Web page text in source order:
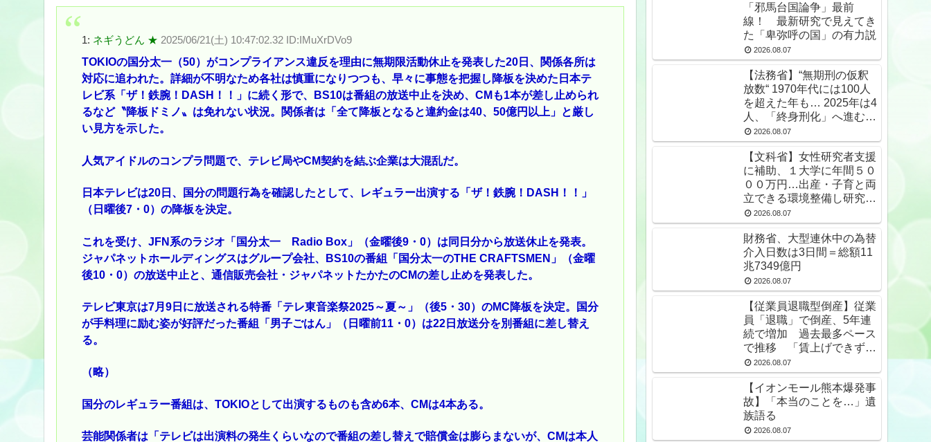
1: ネギうどん ★ 2025/06/21(土) 10:47:02.32 ID:IMuXrDVo9
TOKIOの国分太一（50）がコンプライアンス違反を理由に無期限活動休止を発表した20日、関係各所は
対応に追われた。詳細が不明なため各社は慎重になりつつも、早々に事態を把握し降板を決めた日本テ
レビ系「ザ！鉄腕！DASH！！」に続く形で、BS10は番組の放送中止を決め、CMも1本が差し止められ
るなど〝降板ドミノ〟は免れない状況。関係者は「全て降板となると違約金は40、50億円以上」と厳し
い見方を示した。
人気アイドルのコンプラ問題で、テレビ局やCM契約を結ぶ企業は大混乱だ。
日本テレビは20日、国分の問題行為を確認したとして、レギュラー出演する「ザ！鉄腕！DASH！！」
（日曜後7・0）の降板を決定。
これを受け、JFN系のラジオ「国分太一 Radio Box」（金曜後9・0）は同日分から放送休止を発表。
ジャパネットホールディングスはグループ会社、BS10の番組「国分太一のTHE CRAFTSMEN」（金曜
後10・0）の放送中止と、通信販売会社・ジャパネットたかたのCMの差し止めを発表した。
テレビ東京は7月9日に放送される特番「テレ東音楽祭2025～夏～」（後5・30）のMC降板を決定。国分
が手料理に励む姿が好評だった番組「男子ごはん」（日曜前11・0）は22日放送分を別番組に差し替え
る。
（略）
国分のレギュラー番組は、TOKIOとして出演するものも含め6本、CMは4本ある。
芸能関係者は「テレビは出演料の発生くらいなので番組の差し替えで賠償金は膨らまないが、CMは本人
「邪馬台国論争」最前
線！ 最新研究で見えてき
た「卑弥呼の国」の有力説
2026.08.07
【法務省】“無期刑の仮釈
放数“ 1970年代には100人
を超えた年も… 2025年は4
人、「終身刑化」へ進む
無期受刑者は24年末で
1650人★2
2026.08.07
【文科省】女性研究者支援
に補助、１大学に年間５０
００万円…出産・子育と両
立できる環境整備し研究力
底上げ
2026.08.07
財務省、大型連休中の為替
介入日数は3日間＝総額11
兆7349億円
2026.08.07
【従業員退職型倒産】従業
員「退職」で倒産、5年連
続で増加 過去最多ペース
で推移 「賃上げできず」
倒産も発生
2026.08.07
【イオンモール熊本爆発事
故】「本当のことを…」遺
族語る
2026.08.07